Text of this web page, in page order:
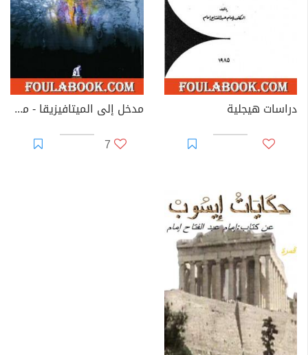
دراسات هيجلية
مدخل إلى الميتافيزيقا - مع ترجمة للكتب الخمسة الأولى من ميتافيزيقا أرسطو
7